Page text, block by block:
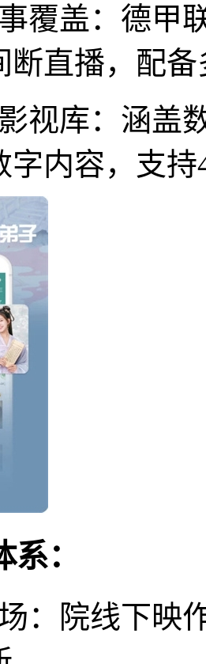
覆盖：德甲
断直播，配
视库：涵盖
字内容，支
：
：院线下映